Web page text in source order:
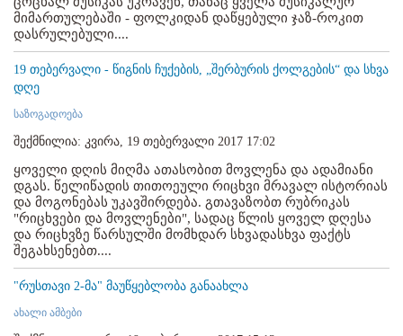
მიმართულებაში - ფოლკიდან დაწყებული ჯაზ-როკით
დასრულებული....
19 თებერვალი - წიგნის ჩუქების, „შერბურის ქოლგების“ და სხვა
დღე
საზოგადოება
შექმნილია: კვირა, 19 თებერვალი 2017 17:02
ყოველი დღის მიღმა ათასობით მოვლენა და ადამიანი
დგას. წელიწადის თითოეული რიცხვი მრავალ ისტორიას
და მოგონებას უკავშირდება. გთავაზობთ რუბრიკას
"რიცხვები და მოვლენები", სადაც წლის ყოველ დღესა
და რიცხვზე წარსულში მომხდარ სხვადასხვა ფაქტს
შეგახსენებთ....
"რუსთავი 2-მა" მაუწყებლობა განაახლა
ახალი ამბები